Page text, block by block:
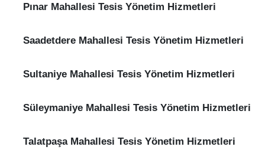
Pınar Mahallesi Tesis Yönetim Hizmetleri
Saadetdere Mahallesi Tesis Yönetim Hizmetleri
Sultaniye Mahallesi Tesis Yönetim Hizmetleri
Süleymaniye Mahallesi Tesis Yönetim Hizmetleri
Talatpaşa Mahallesi Tesis Yönetim Hizmetleri